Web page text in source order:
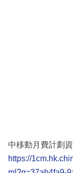
中移動月費計劃資
https://